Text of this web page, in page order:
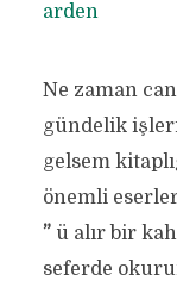
Ne zaman
gündelik
gelsem
önemli
”ü alır bir
seferde